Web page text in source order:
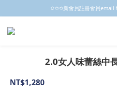
✩✩✩新會員註冊會員email
✩✩✩新會員註冊會員email
新會員制開跑摟，歡
2.0女人味蕾絲中
NT$1,280